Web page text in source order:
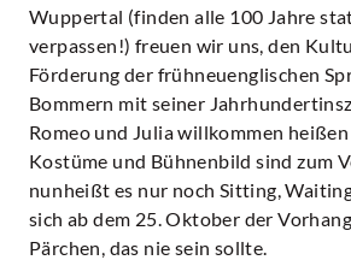
Wuppertal (finden alle 100 Jahre
verpassen!) freuen wir uns, den
Förderung der frühneuenglischen
Bommern mit seiner
Romeo und Julia willkommen
Kostüme und Bühnenbild sind zum
nunheißt es nur noch Sitting,
sich ab dem 25. Oktober der
Pärchen, das nie sein sollte.